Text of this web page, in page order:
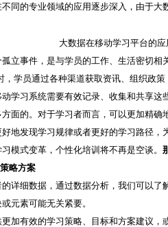
同的专业领域的应用逐步深入，由于
立事件，是与学员的工作、生活密切
学员通过各种渠道获取资讯、组织政
学习系统需要有效记录、收集和共享这
面的。对于学习者而言，可以更加精
地发现学习规律或者更好的学习路径
模式变革，个性化培训将不再是空谈。
略方案
详细数据，通过数据分析，我们可以
元素可能无关紧要。
加有效的学习策略、目标和方案建议